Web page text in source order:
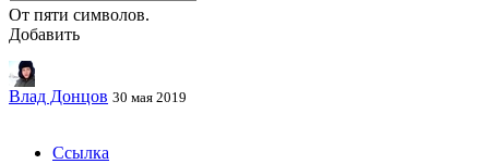
От пяти символов.
Добавить
Влад Донцов 30 мая 2019
Ссылка